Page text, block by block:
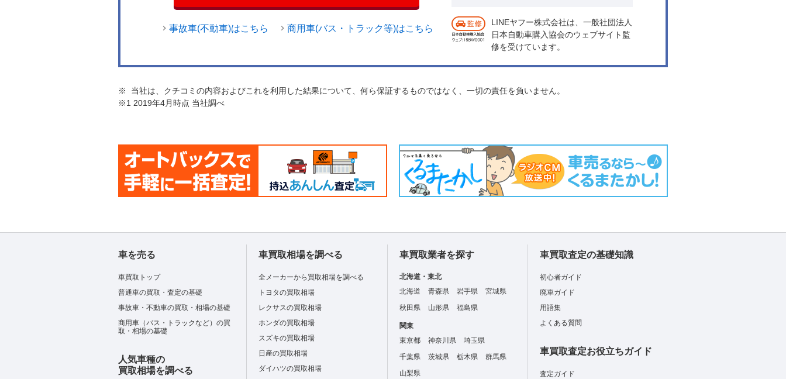
事故車(不動車)はこちら 商用車(バス・トラック等)はこちら
LINEヤフー株式会社は、一般社団法人
日本自動車購入協会のウェブサイト監
修を受けています。
※ 当社は、クチコミの内容およびこれを利用した結果について、何ら保証するものではなく、一切の責任を負いません。
※1 2019年4月時点 当社調べ
車を売る
車買取トップ
普通車の買取・査定の基礎
事故車・不動車の買取・相場の基礎
商用車（バス・トラックなど）の買
取・相場の基礎
人気車種の
買取相場を調べる
車買取相場を調べる
全メーカーから買取相場を調べる
トヨタの買取相場
レクサスの買取相場
ホンダの買取相場
スズキの買取相場
日産の買取相場
ダイハツの買取相場
車買取業者を探す
北海道・東北
北海道
青森県 岩手県
宮城県
秋田県
山形県 福島県
関東
東京都
神奈川県
埼玉県
千葉県
茨城県 栃木県
群馬県
山梨県
車買取査定の基礎知識
初心者ガイド
廃車ガイド
用語集
よくある質問
車買取査定お役立ちガイド
査定ガイド